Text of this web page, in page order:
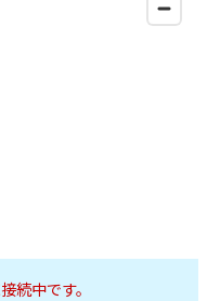
続中です。